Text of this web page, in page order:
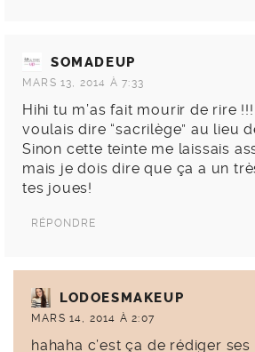
SOMADEUP
MARS 13, 2014 À 7:33
Hihi tu m’as fait mourir de rire
voulais dire “sacrilège” au lieu
Sinon cette teinte me laissais
mais je dois dire que ça a un
tes joues!
RÉPONDRE
LODOESMAKEUP
MARS 14, 2014 À 2:07
hahaha c’est ça de rédiger